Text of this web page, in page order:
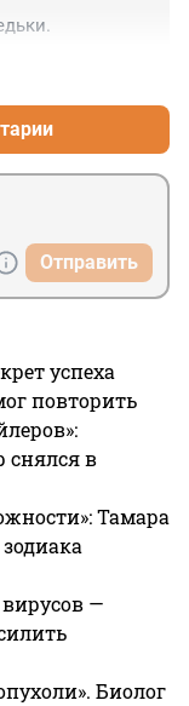
Отправить
успеха
повторить
снялся в
Тамара
—
Биолог